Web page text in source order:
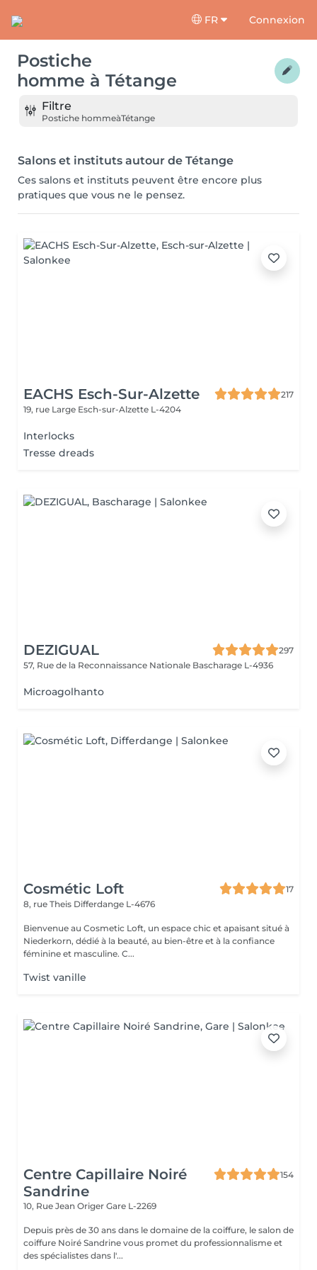
FR Connexion
Postiche
homme à Tétange
Filtre
Postiche hommeàTétange
Salons et instituts autour de Tétange
Ces salons et instituts peuvent être encore plus
pratiques que vous ne le pensez.
EACHS Esch-Sur-Alzette
217
19, rue Large Esch-sur-Alzette L-4204
Interlocks
Tresse dreads
DEZIGUAL
297
57, Rue de la Reconnaissance Nationale Bascharage L-4936
Microagolhanto
Cosmétic Loft
17
8, rue Theis Differdange L-4676
Bienvenue au Cosmetic Loft, un espace chic et apaisant situé à
Niederkorn, dédié à la beauté, au bien-être et à la confiance
féminine et masculine. C...
Twist vanille
Centre Capillaire Noiré
Sandrine
154
10, Rue Jean Origer Gare L-2269
Depuis près de 30 ans dans le domaine de la coiffure, le salon de
coiffure Noiré Sandrine vous promet du professionnalisme et
des spécialistes dans l'...